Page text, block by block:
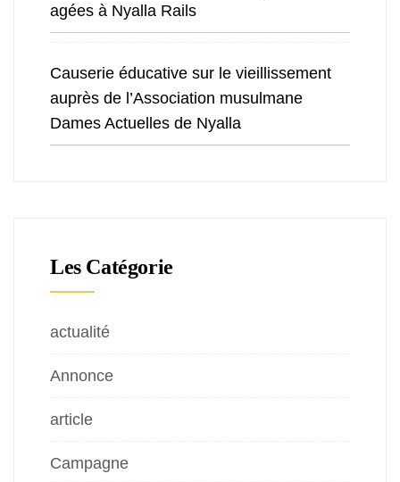
agées à Nyalla Rails
Causerie éducative sur le vieillissement
auprès de l’Association musulmane
Dames Actuelles de Nyalla
Les Catégorie
actualité
Annonce
article
Campagne